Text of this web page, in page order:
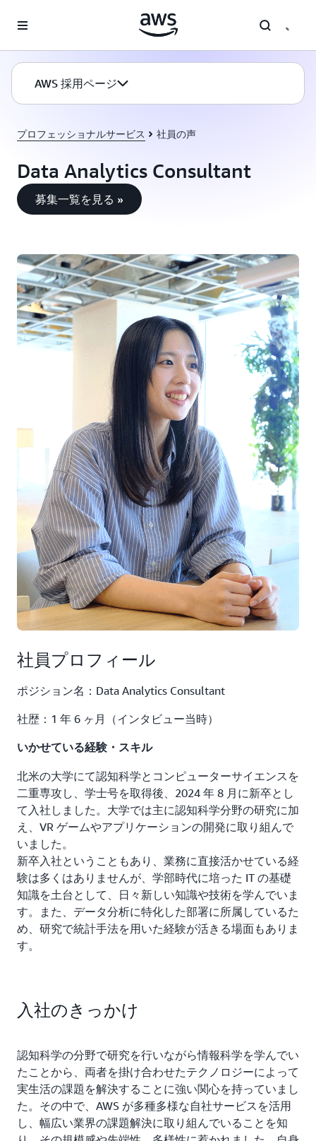
AWS 採用ページ
プロフェッショナルサービス 社員の声
Data Analytics Consultant
募集一覧を見る »
社員プロフィール
ポジション名：Data Analytics Consultant
社歴：1 年 6 ヶ月（インタビュー当時）
いかせている経験・スキル
北米の大学にて認知科学とコンピューターサイエンスを
二重専攻し、学士号を取得後、2024 年 8 月に新卒とし
て入社しました。大学では主に認知科学分野の研究に加
え、VR ゲームやアプリケーションの開発に取り組んで
いました。
新卒入社ということもあり、業務に直接活かせている経
験は多くはありませんが、学部時代に培った IT の基礎
知識を土台として、日々新しい知識や技術を学んでいま
す。また、データ分析に特化した部署に所属しているた
め、研究で統計手法を用いた経験が活きる場面もありま
す。
入社のきっかけ
認知科学の分野で研究を行いながら情報科学を学んでい
たことから、両者を掛け合わせたテクノロジーによって
実生活の課題を解決することに強い関心を持っていまし
た。その中で、AWS が多種多様な自社サービスを活用
し、幅広い業界の課題解決に取り組んでいることを知